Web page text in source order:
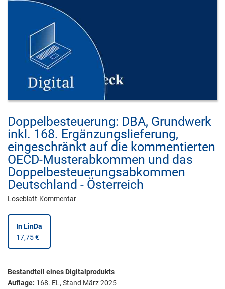
Doppelbesteuerung: DBA, Grundwerk
inkl. 168. Ergänzungslieferung,
eingeschränkt auf die kommentierten
OECD-Musterabkommen und das
Doppelbesteuerungsabkommen
Deutschland - Österreich
Loseblatt-Kommentar
In LinDa
17,75 €
Bestandteil eines Digitalprodukts
Auflage: 168. EL, Stand März 2025